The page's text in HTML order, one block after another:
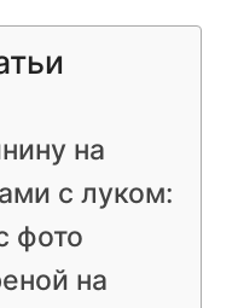
на
с луком:
фото
на